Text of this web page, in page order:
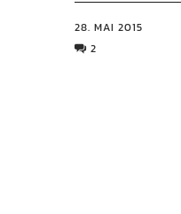
28. MAI 2015
2